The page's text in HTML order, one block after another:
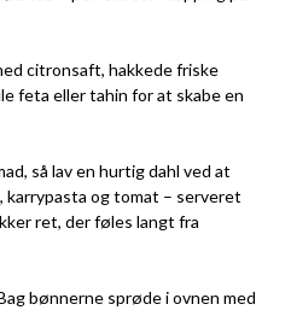
citronsaft, hakkede friske
feta eller tahin for at skabe en
så lav en hurtig dahl ved at
karrypasta og tomat – serveret
ret, der føles langt fra
bønnerne sprøde i ovnen med